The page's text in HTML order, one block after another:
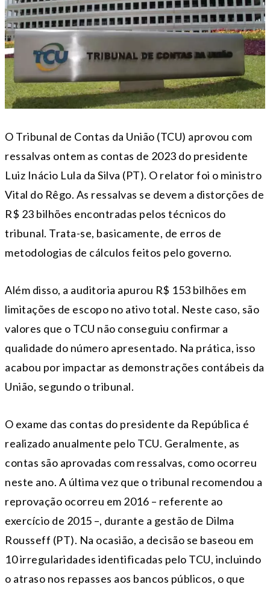
O Tribunal de Contas da União (TCU) aprovou com
ressalvas ontem as contas de 2023 do presidente
Luiz Inácio Lula da Silva (PT). O relator foi o ministro
Vital do Rêgo. As ressalvas se devem a distorções de
R$ 23 bilhões encontradas pelos técnicos do
tribunal. Trata-se, basicamente, de erros de
metodologias de cálculos feitos pelo governo.
Além disso, a auditoria apurou R$ 153 bilhões em
limitações de escopo no ativo total. Neste caso, são
valores que o TCU não conseguiu confirmar a
qualidade do número apresentado. Na prática, isso
acabou por impactar as demonstrações contábeis da
União, segundo o tribunal.
O exame das contas do presidente da República é
realizado anualmente pelo TCU. Geralmente, as
contas são aprovadas com ressalvas, como ocorreu
neste ano. A última vez que o tribunal recomendou a
reprovação ocorreu em 2016 – referente ao
exercício de 2015 –, durante a gestão de Dilma
Rousseff (PT). Na ocasião, a decisão se baseou em
10 irregularidades identificadas pelo TCU, incluindo
o atraso nos repasses aos bancos públicos, o que